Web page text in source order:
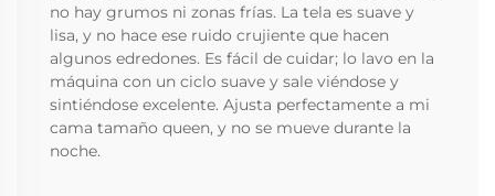
no hay grumos ni zonas frías. La tela es suave y
lisa, y no hace ese ruido crujiente que hacen
algunos edredones. Es fácil de cuidar; lo lavo en la
máquina con un ciclo suave y sale viéndose y
sintiéndose excelente. Ajusta perfectamente a mi
cama tamaño queen, y no se mueve durante la
noche.